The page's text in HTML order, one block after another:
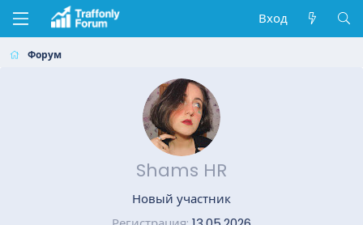
Вход
Форум
Shams HR
Новый участник